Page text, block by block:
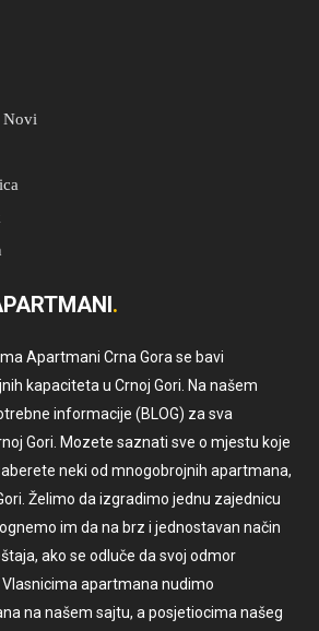
Novi
Apartmani Crna Gora se bavi
kapaciteta u Crnoj Gori. Na našem
informacije (BLOG) za sva
Gori. Mozete saznati sve o mjestu koje
neki od mnogobrojnih apartmana,
Želimo da izgradimo jednu zajednicu
im da na brz i jednostavan način
ako se odluče da svoj odmor
Vlasnicima apartmana nudimo
na našem sajtu, a posjetiocima našeg